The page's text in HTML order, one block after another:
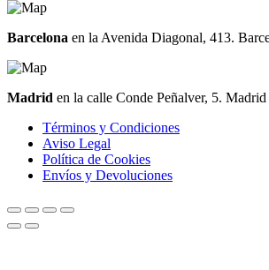
Barcelona en la Avenida Diagonal, 413.
Madrid en la calle Conde Peñalver, 5.
Términos y Condiciones
Aviso Legal
Política de Cookies
Envíos y Devoluciones